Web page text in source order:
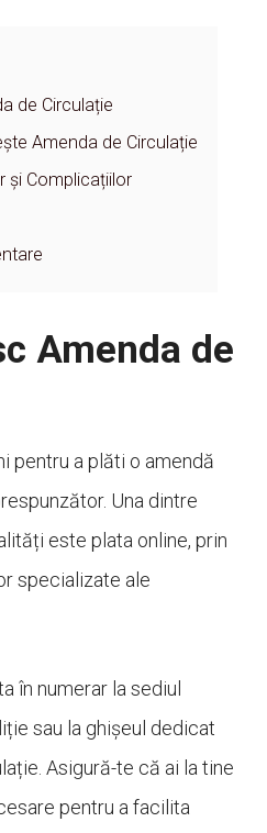
de Circulație
Amenda de Circulație
și Complicațiilor
Amenda de
pentru a plăti o amendă
Una dintre
este plata online, prin
specializate ale
în numerar la sediul
sau la ghișeul dedicat
Asigură-te că ai la tine
pentru a facilita